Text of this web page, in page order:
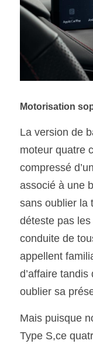
Motorisation
La version de
moteur quatre
compressé
associé à une
sans oublier la
déteste pas
conduite de
appellent
d’affaire
oublier sa
Mais puisque
Type S,ce